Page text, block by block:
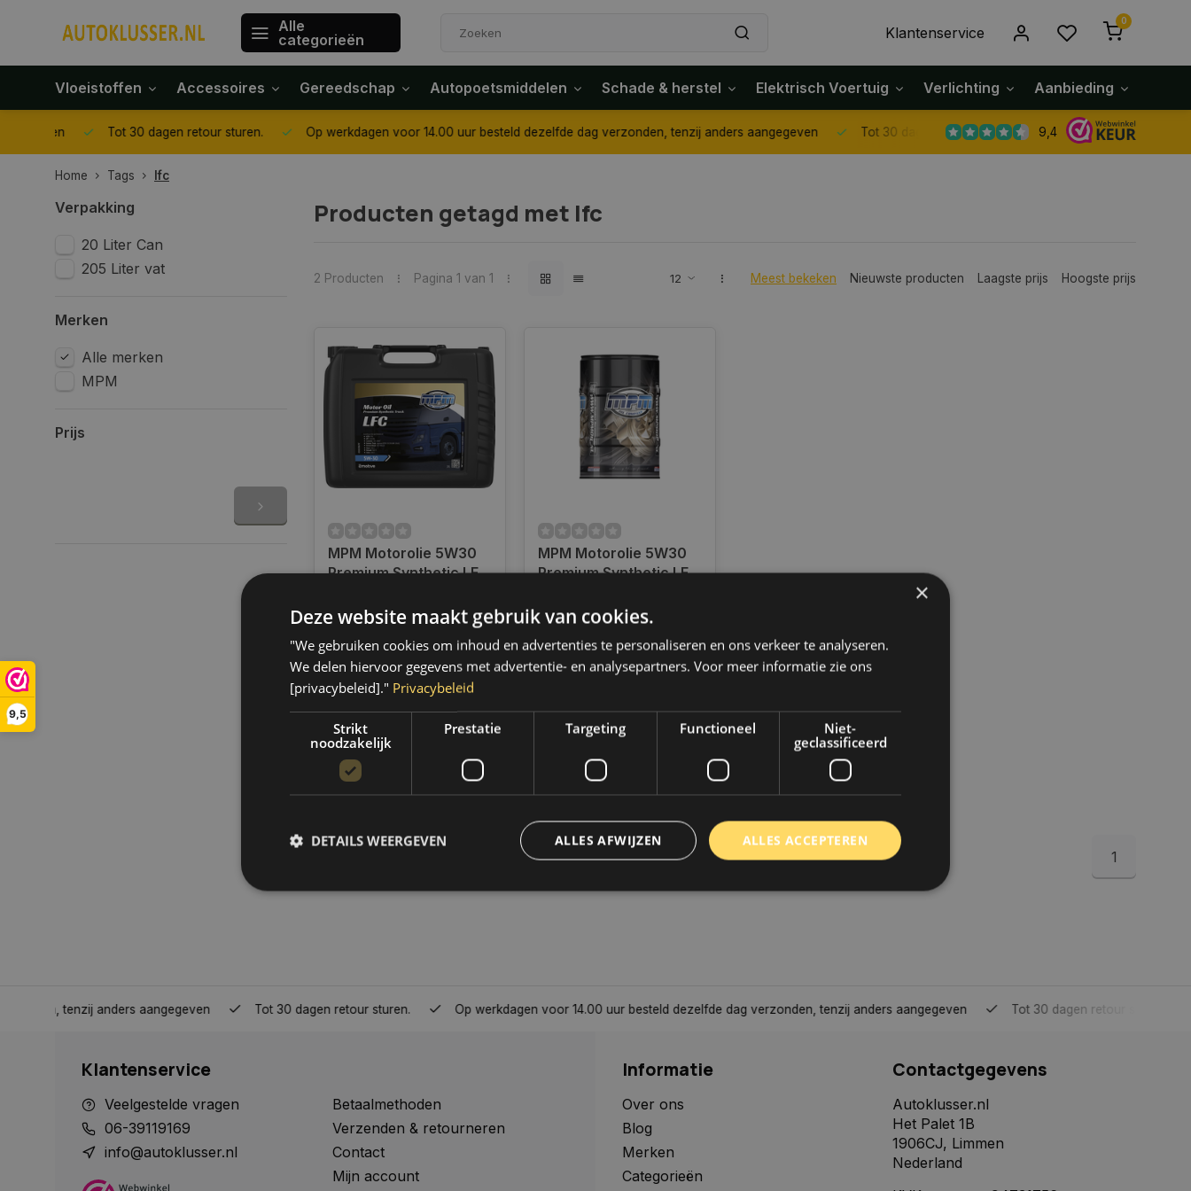
9,5
Alle
categorieën
Klantenservice
0
Vloeistoffen Accessoires Gereedschap Autopoetsmiddelen Schade & herstel Elektrisch Voertuig Verlichting Aanbieding
Tot 30 dagen retour sturen. Op werkdagen voor 14.00 uur besteld dezelfde dag verzonden, tenzij anders aangegeven Tot 30 dagen retour sturen. 9,4
Home Tags lfc
Verpakking
20 Liter Can
205 Liter vat
Merken
Alle merken
MPM
Prijs
Producten getagd met lfc
2 Producten Pagina 1 van 1 Meest bekeken Nieuwste producten Laagste prijs Hoogste prijs
MPM Motorolie 5W30
Premium Synthetic LFC
05020LFC
Indien voorradig,
verzending binnen 2 a 3
werkdagen. Boven de 50,-
gratis verzending. (NL &
BE)
€211,75
Vergelijk
MPM Motorolie 5W30
Premium Synthetic LFC
05205LFC
Indien voorradig,
verzending binnen 2 a 3
werkdagen. Boven de 50,-
gratis verzending. (NL &
€1.904,55
Vergelijk
1
tenzij anders aangegeven Tot 30 dagen retour sturen. Op werkdagen voor 14.00 uur besteld dezelfde dag verzonden, tenzij anders aangegeven Tot 30 dagen retour sturen.
Klantenservice
Veelgestelde vragen
06-39119169
info@autoklusser.nl
Betaalmethoden
Verzenden & retourneren
Contact
Mijn account
Informatie
Over ons
Blog
Merken
Categorieën
Contactgegevens
Autoklusser.nl
Het Palet 1B
1906CJ, Limmen
Nederland
×
Deze website maakt gebruik van cookies.
"We gebruiken cookies om inhoud en advertenties te personaliseren en ons verkeer te analyseren.
We delen hiervoor gegevens met advertentie- en analysepartners. Voor meer informatie zie ons
[privacybeleid]." Privacybeleid
Strikt
noodzakelijk
Prestatie Targeting Functioneel
Niet-
geclassificeerd
ALLES ACCEPTEREN
ALLES AFWIJZEN
DETAILS WEERGEVEN
Dit cookie wordt gebruikt om een identificatiecode
sessie ID wordt gebruikt om een veilige en
consistente gebruikerservaring te behouden, ervoor
te zorgen dat pagina wijzigingen of item selecties
worden onthouden van pagina naar pagina. Het slaat
geen persoonlijke gegevens op.
__cf_bm
Deze cookie wordt gebruikt om onderscheid te